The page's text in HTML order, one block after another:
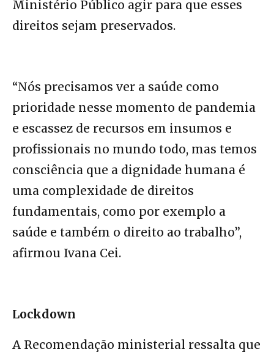
Ministério Público agir para que esses
direitos sejam preservados.
“Nós precisamos ver a saúde como
prioridade nesse momento de pandemia
e escassez de recursos em insumos e
profissionais no mundo todo, mas temos
consciência que a dignidade humana é
uma complexidade de direitos
fundamentais, como por exemplo a
saúde e também o direito ao trabalho”,
afirmou Ivana Cei.
Lockdown
A Recomendação ministerial ressalta que